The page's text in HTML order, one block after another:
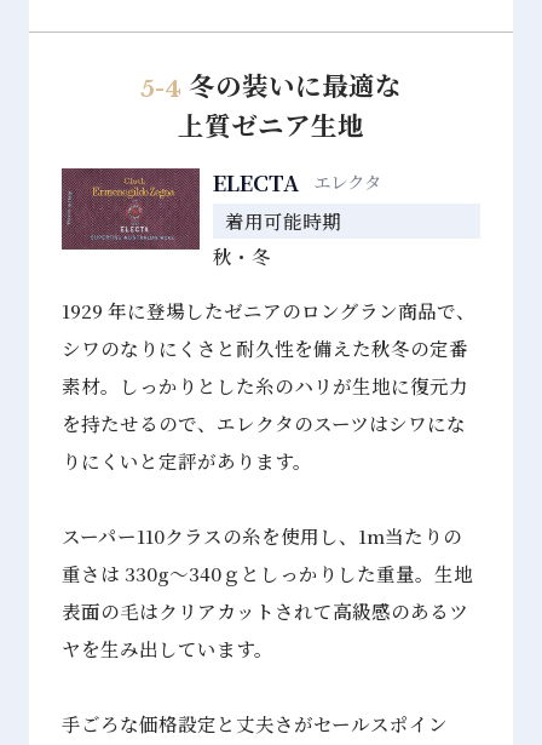
5-4 冬の装いに最適な
上質ゼニア生地
ELECTA エレクタ
着用可能時期
秋・冬
1929 年に登場したゼニアのロングラン商品で、
シワのなりにくさと耐久性を備えた秋冬の定番
素材。しっかりとした糸のハリが生地に復元力
を持たせるので、エレクタのスーツはシワにな
りにくいと定評があります。
スーパー110クラスの糸を使用し、1m当たりの
重さは 330g～340ｇとしっかりした重量。生地
表面の毛はクリアカットされて高級感のあるツ
ヤを生み出しています。
手ごろな価格設定と丈夫さがセールスポイン